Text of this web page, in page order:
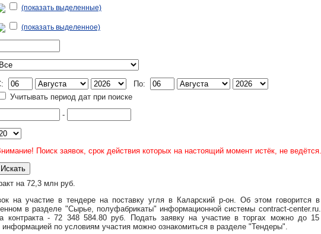
(показать выделенные)
(показать выделенное)
По:
Учитывать период дат при поиске
-
Поиск заявок, срок действия которых на настоящий момент истёк, не ведётся.
на 72,3 млн руб.
на участие в тендере на поставку угля в Каларский р-он. Об этом говорится
в разделе "Сырье, полуфабрикаты" информационной системы contract-
контракта - 72 348 584.80 руб.
Подать заявку на участие в торгах можно до
информацией по условиям участия можно ознакомиться в разделе "Тендеры".